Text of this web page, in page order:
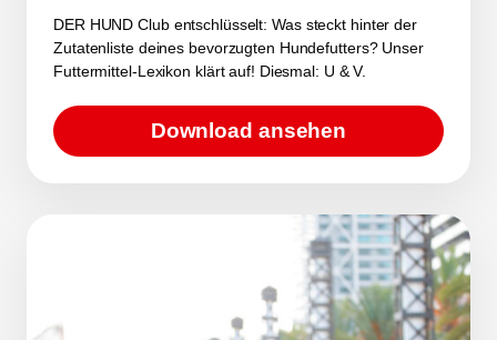
DER HUND Club entschlüsselt: Was steckt hinter der
Zutatenliste deines bevorzugten Hundefutters? Unser
Futtermittel-Lexikon klärt auf! Diesmal: U & V.
Download ansehen